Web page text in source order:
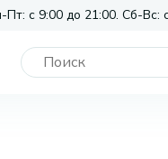
Пт: с 9:00 до 21:00. Сб-Вс: